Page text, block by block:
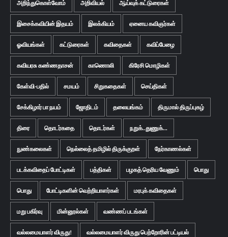
அறிந்துகொள்வோம் அறிவியல் ஆய்வுக் கட்டுரைகள்
இசைக்கவியின் இதயம் இலக்கியம் ஏனைய கவிஞர்கள்
ஓவியங்கள் கட்டுரைகள் கவிதைகள் கவிப்பேழை
கவியரசு கண்ணதாசன் காணொலி கிரேசி மொழிகள்
கேள்வி-பதில் சமயம் சிறுகதைகள் செய்திகள்
சேக்கிழார் பா நயம் ஜோதிடம் தலையங்கம் திருமால் திருப்புகழ்
திரை தொடர்கதை தொடர்கள் நறுக்..துணுக்...
நுண்கலைகள் நெல்லைத் தமிழில் திருக்குறள் நேர்காணல்கள்
படக்கவிதைப் போட்டிகள் பத்திகள் பழகத் தெரிய வேணும் பொது
பொது போட்டிகளின் வெற்றியாளர்கள் மரபுக் கவிதைகள்
மறு பகிர்வு மின்னூல்கள் வண்ணப் படங்கள்
வல்லமையாளர் விருது! வல்லமையாளர் விருது பெற்றோரின் பட்டியல்